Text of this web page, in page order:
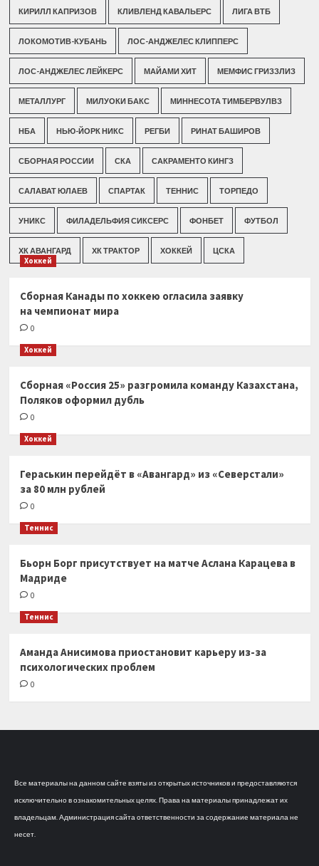
КИРИЛЛ КАПРИЗОВ КЛИВЛЕНД КАВАЛЬЕРС ЛИГА ВТБ
ЛОКОМОТИВ-КУБАНЬ ЛОС-АНДЖЕЛЕС КЛИППЕРС
ЛОС-АНДЖЕЛЕС ЛЕЙКЕРС МАЙАМИ ХИТ МЕМФИС ГРИЗЗЛИЗ
МЕТАЛЛУРГ МИЛУОКИ БАКС МИННЕСОТА ТИМБЕРВУЛВЗ
НБА НЬЮ-ЙОРК НИКС РЕГБИ РИНАТ БАШИРОВ
СБОРНАЯ РОССИИ СКА САКРАМЕНТО КИНГЗ
САЛАВАТ ЮЛАЕВ СПАРТАК ТЕННИС ТОРПЕДО
УНИКС ФИЛАДЕЛЬФИЯ СИКСЕРС ФОНБЕТ ФУТБОЛ
ХК АВАНГАРД ХК ТРАКТОР ХОККЕЙ ЦСКА
Хоккей
Сборная Канады по хоккею огласила заявку
на чемпионат мира
0
Хоккей
Сборная «Россия 25» разгромила команду Казахстана,
Поляков оформил дубль
0
Хоккей
Гераськин перейдёт в «Авангард» из «Северстали»
за 80 млн рублей
0
Теннис
Бьорн Борг присутствует на матче Аслана Карацева в
Мадриде
0
Теннис
Аманда Анисимова приостановит карьеру из-за
психологических проблем
0
Все материалы на данном сайте взяты из открытых источников и предоставляются
исключительно в ознакомительных целях. Права на материалы принадлежат их
владельцам. Администрация сайта ответственности за содержание материала не
несет.